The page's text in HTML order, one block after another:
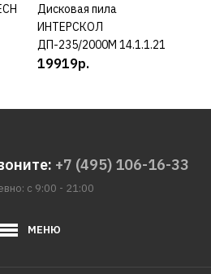
КУПИТЬ
Дисковая пила
ИНТЕРСКОЛ
ДП-235/2000M 14.1.1.21
19919р.
+7 (495) 106-16-33
с 9:00 - 21:00
МЕНЮ